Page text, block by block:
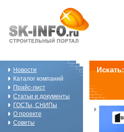
Новости
Каталог компаний
Прайс-лист
Статьи и документы
ГОСТы, СНИПы
О проекте
Советы
Искать: